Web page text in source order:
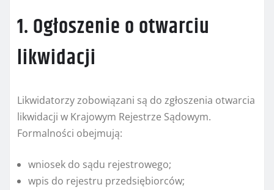
1. Ogłoszenie o otwarciu
likwidacji
Likwidatorzy zobowiązani są do zgłoszenia otwarcia
likwidacji w Krajowym Rejestrze Sądowym.
Formalności obejmują:
wniosek do sądu rejestrowego;
wpis do rejestru przedsiębiorców;